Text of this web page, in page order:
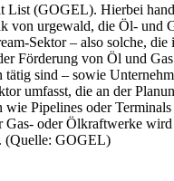
List (GOGEL). Hierbei
von urgewald, die Öl- und
Sektor – also solche, die
Förderung von Öl und
tätig sind – sowie
umfasst, die an der
wie Pipelines oder
Gas- oder Ölkraftwerke
(Quelle: GOGEL)